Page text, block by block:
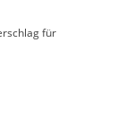
für